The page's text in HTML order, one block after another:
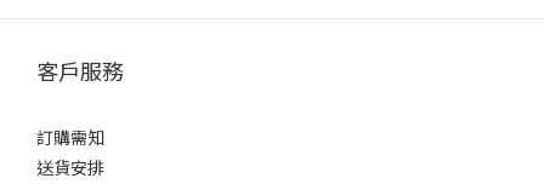
客戶服務
訂購需知
送貨安排